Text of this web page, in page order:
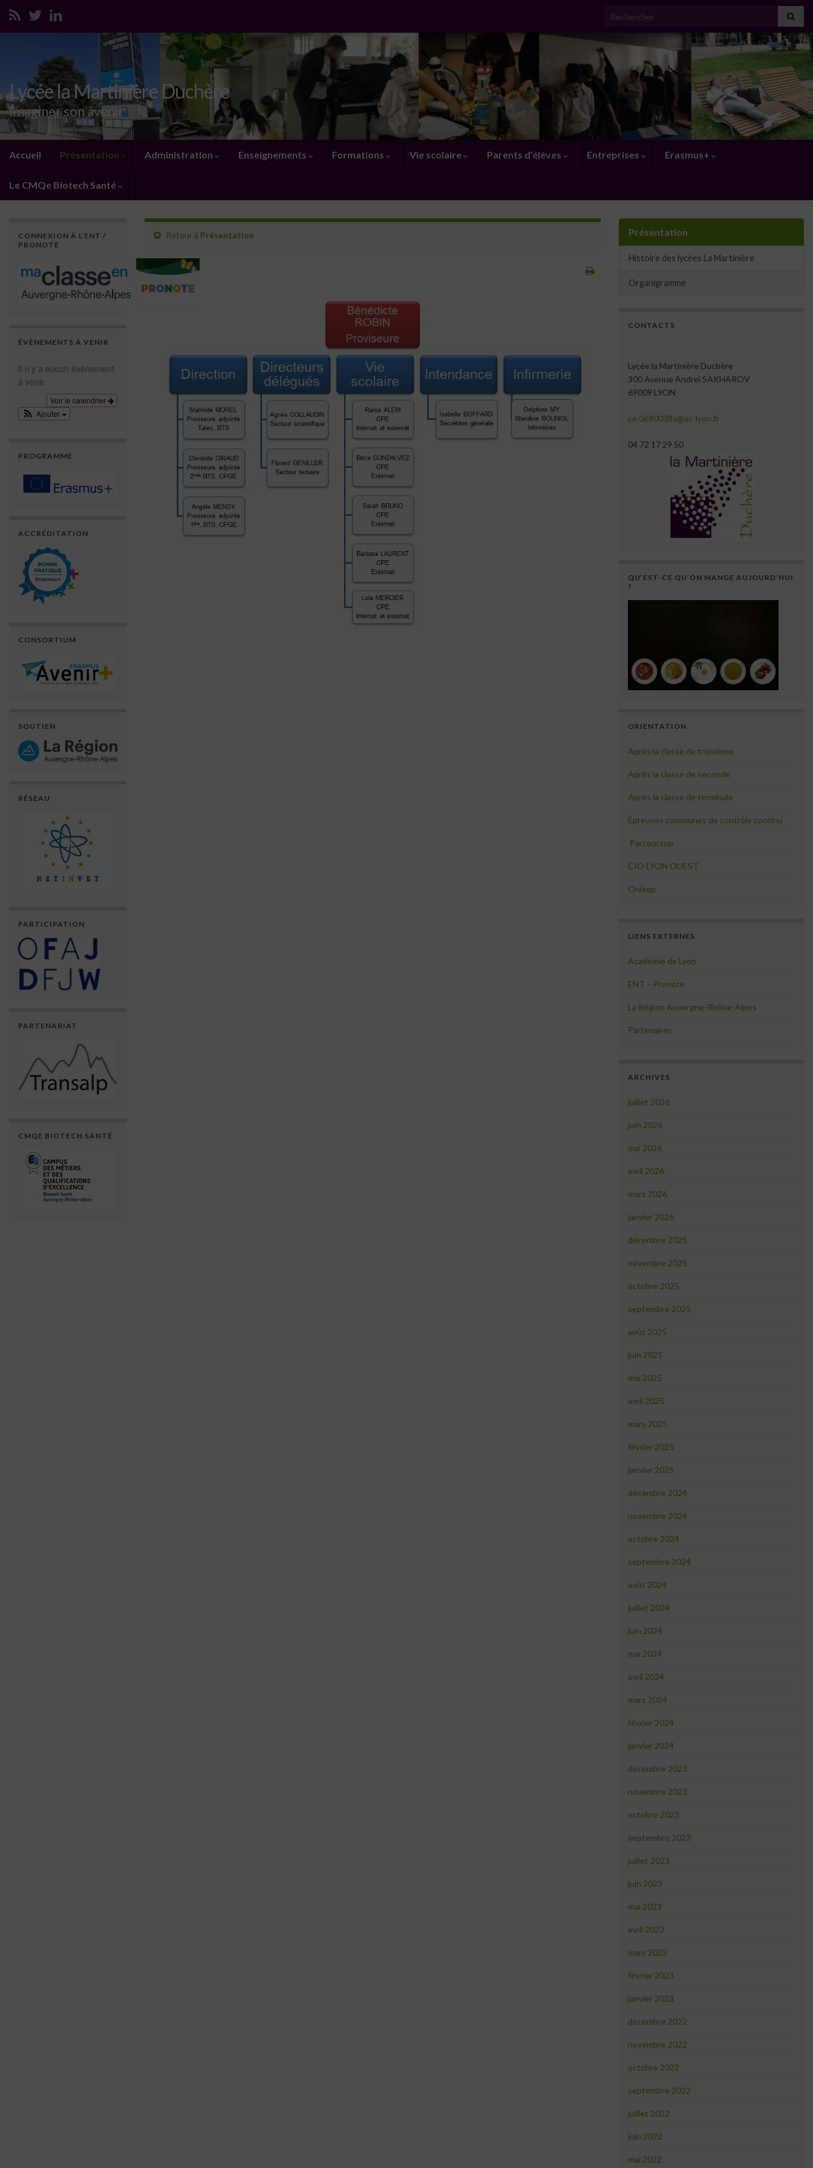
Search for:
Lycée la Martinière Duchère
Imaginer son avenir
Accueil Présentation Administration Enseignements Formations Vie scolaire Parents d’élèves Entreprises Erasmus+
Le CMQe Biotech Santé
Retour à Présentation
CONNEXION À L’ENT /
PRONOTE
ÉVÈNEMENTS À VENIR
Il n’y a aucun évènement
à venir.
Voir le calendrier
Ajouter
PROGRAMME
ACCRÉDITATION
CONSORTIUM
SOUTIEN
RÉSEAU
PARTICIPATION
PARTENARIAT
CMQE BIOTECH SANTÉ
Présentation
Histoire des lycées La Martinière
Organigramme
CONTACTS
Lycée la Martinière Duchère
300 Avenue Andreï SAKHAROV
69009 LYON
ce.0690038s@ac-lyon.fr
04 72 17 29 50
QU’EST-CE QU’ON MANGE AUJOURD’HUI
?
ORIENTATION
Après la classe de troisième
Après la classe de seconde
Après la classe de terminale
Épreuves communes de contrôle continu
Parcoursup
CIO LYON OUEST
Onisep
LIENS EXTERNES
Académie de Lyon
ENT – Pronote
La Région Auvergne-Rhône-Alpes
Partenaires
ARCHIVES
juillet 2026
juin 2026
mai 2026
avril 2026
mars 2026
janvier 2026
décembre 2025
novembre 2025
octobre 2025
septembre 2025
août 2025
juin 2025
mai 2025
avril 2025
mars 2025
février 2025
janvier 2025
décembre 2024
novembre 2024
octobre 2024
septembre 2024
août 2024
juillet 2024
juin 2024
mai 2024
avril 2024
mars 2024
février 2024
janvier 2024
décembre 2023
novembre 2023
octobre 2023
septembre 2023
juillet 2023
juin 2023
mai 2023
avril 2023
mars 2023
février 2023
janvier 2023
décembre 2022
novembre 2022
octobre 2022
septembre 2022
juillet 2022
juin 2022
mai 2022